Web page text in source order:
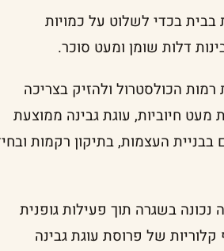
בכדי לשלוט על כמויות
דלות שומן ומעט סוכר.
הכולסטרול ולהזיק בצריכה
חיוביות, עוגת גבינה ממוצעת
בבניית העצמות, בתיקון רקמות
בשגרה תוך פעילות גופנית
של פרוסת עוגת גבינה